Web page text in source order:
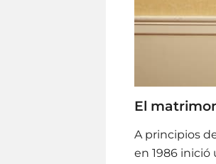
El
A principios
en 1986 inició